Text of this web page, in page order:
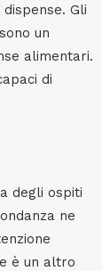
Gli
un
alimentari.
di
degli ospiti
ne
è un altro